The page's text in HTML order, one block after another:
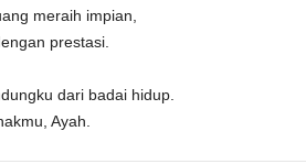
meraih impian,
prestasi.
dari badai hidup.
Ayah.